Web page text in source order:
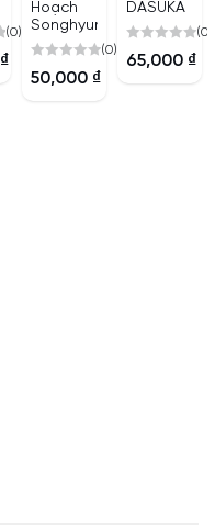
(0)
₫
Hoạch
Songhyun
0
(0)
50,000 ₫
DASUKA
0
(0)
65,000 ₫